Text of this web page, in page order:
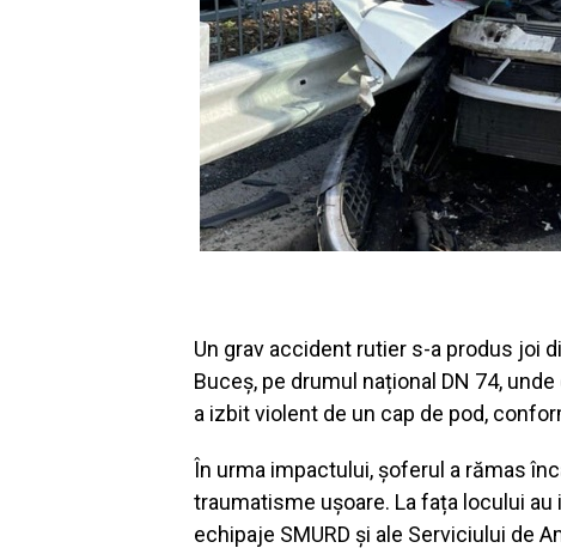
Un grav accident rutier s-a produs joi
Buceș, pe drumul național DN 74,
a izbit violent de un cap de pod,
În urma impactului, șoferul a rămas
traumatisme ușoare. La fața locului
echipaje SMURD și ale Serviciului de